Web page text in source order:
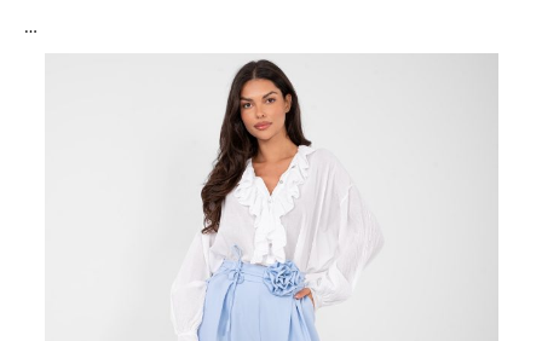
…